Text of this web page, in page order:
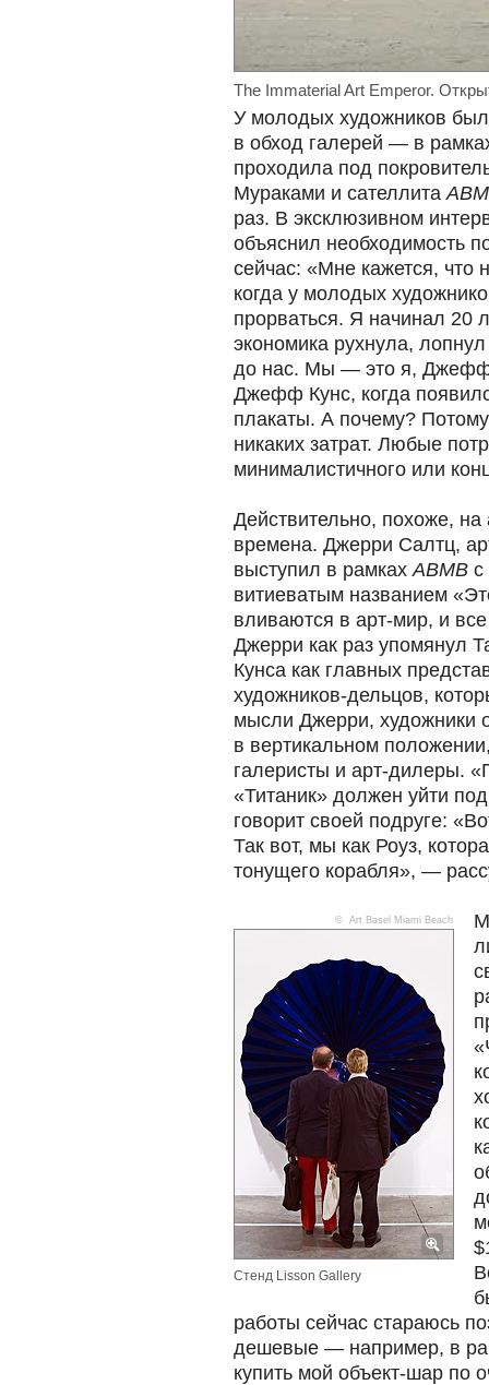
The Immaterial Art Emperor.
У молодых художников был
в обход галерей — в
проходила под
Мураками и сателлита
раз. В эксклюзивном
объяснил необходимость
сейчас: «Мне кажется, что
когда у молодых
прорваться. Я начинал 20
экономика рухнула,
до нас. Мы — это я, Джефф
Джефф Кунс, когда
плакаты. А почему?
никаких затрат. Любые
минималистичного или
Действительно, похоже,
времена. Джерри Салтц,
выступил в рамкахABMB с
витиеватым названием
вливаются в арт-мир, и
Джерри как раз упомянул
Кунса как главных
художников-дельцов,
мысли Джерри, художники
в вертикальном
галеристы и арт-дилеры.
«Титаник» должен уйти
говорит своей подруге:
Так вот, мы как Роуз,
тонущего корабля», —
© Art Basel Miami Beach
Стенд Lisson Gallery
работы сейчас стараюсь
дешевые — например, в
купить мой объект-шар по